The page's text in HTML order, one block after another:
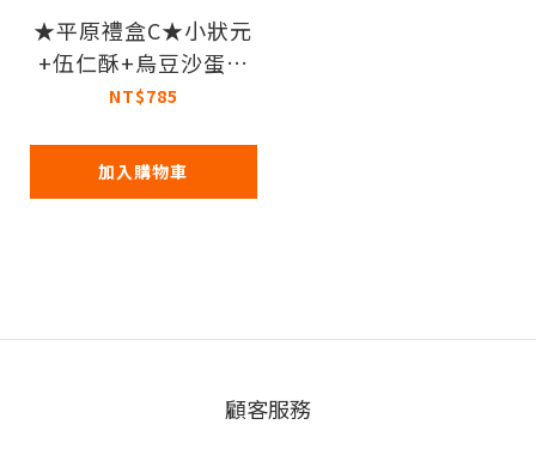
★平原禮盒C★小狀元
+伍仁酥+烏豆沙蛋黃
酥+綠豆椪
NT$785
加入購物車
顧客服務